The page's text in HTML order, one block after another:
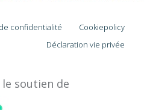
confidentialité
Cookiepolicy
Déclaration vie privée
le soutien de